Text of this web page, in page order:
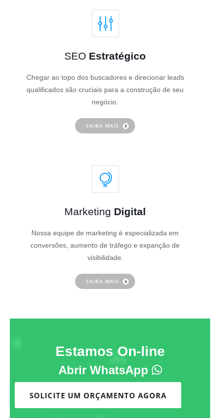
SEO Estratégico
Chegar ao topo dos buscadores e direcionar leads
qualificados são cruciais para a construção de seu
negócio.
SAIBA MAIS
Marketing Digital
Nossa equipe de marketing é especializada em
conversões, aumento de tráfego e expanção de
visibilidade.
SAIBA MAIS
Estamos On-line
Abrir WhatsApp
SOLICITE UM ORÇAMENTO AGORA